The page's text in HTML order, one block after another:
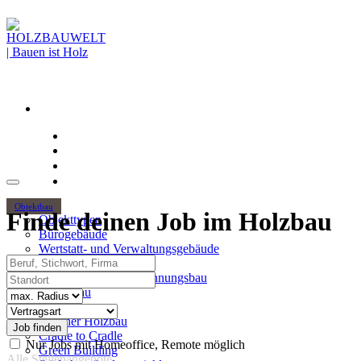
Objektbau
Objekttypen
Bürogebäude
Wertstatt- und Verwaltungsgebäude
Holzhochhäuser
Mehrgeschossiger Wohnungsbau
Hallenbau
Themen
Urbaner Holzbau
Cradle to Cradle
Green Building
Finde deinen Job im Holzbau
Beruf, Stichwort, Firma
Standort
Radius
Vertragsart
Nur Jobs mit Homeoffice, Remote möglich